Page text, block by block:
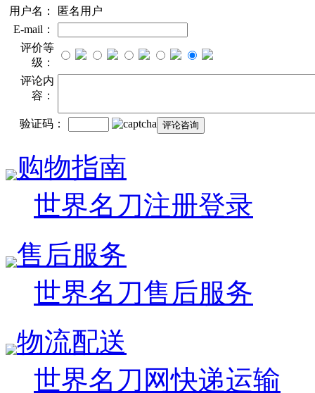
用户名：
匿名用户
E-mail：
评价等
级：
评论内
容：
验证码：
购物指南
世界名刀注册登录
售后服务
世界名刀售后服务
物流配送
世界名刀网快递运输